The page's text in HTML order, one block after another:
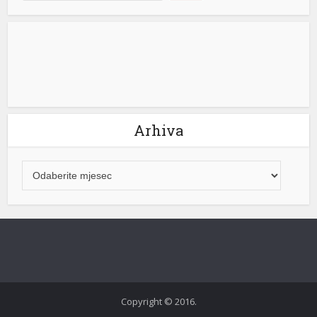
Arhiva
Copyright © 2016.